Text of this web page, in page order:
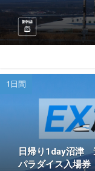
新幹線
1日間
日帰り1day沼津
パラダイス入場券